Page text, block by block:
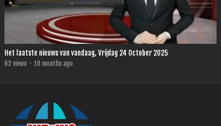
Het laatste nieuws van vandaag, Vrijdag 24 October 2025
62 views · 10 months ago